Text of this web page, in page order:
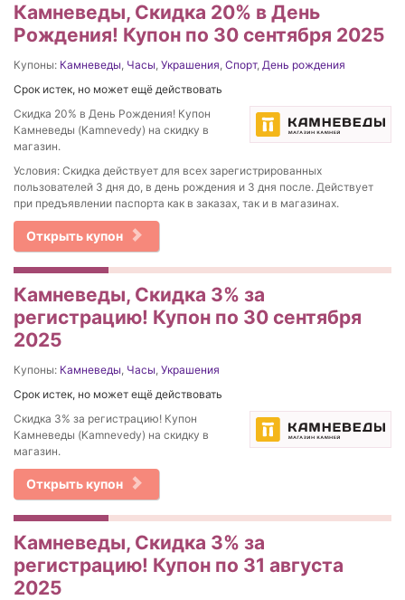
Камневеды, Скидка 20% в День
Рождения! Купон по 30 сентября 2025
Купоны: Камневеды, Часы, Украшения, Спорт, День рождения
Срок истек, но может ещё действовать
Скидка 20% в День Рождения! Купон
Камневеды (Kamnevedy) на скидку в
магазин.
Условия: Скидка действует для всех зарегистрированных
пользователей 3 дня до, в день рождения и 3 дня после. Действует
при предъявлении паспорта как в заказах, так и в магазинах.
Открыть купон
Камневеды, Скидка 3% за
регистрацию! Купон по 30 сентября
2025
Купоны: Камневеды, Часы, Украшения
Срок истек, но может ещё действовать
Скидка 3% за регистрацию! Купон
Камневеды (Kamnevedy) на скидку в
магазин.
Открыть купон
Камневеды, Скидка 3% за
регистрацию! Купон по 31 августа
2025